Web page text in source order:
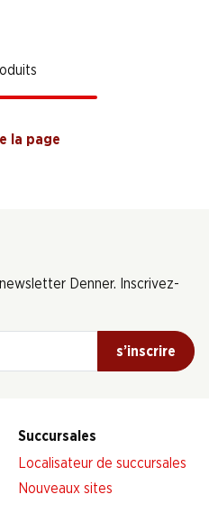
la page
Denner. Inscrivez-
s’inscrire
Succursales
Localisateur de succursales
Nouveaux sites